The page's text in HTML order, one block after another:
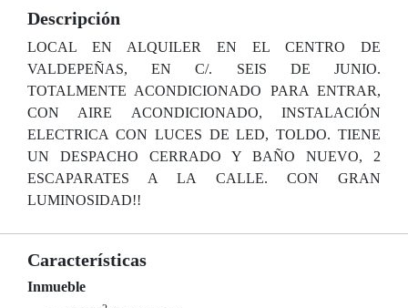
Descripción
LOCAL EN ALQUILER EN EL CENTRO DE
VALDEPEÑAS, EN C/. SEIS DE JUNIO.
TOTALMENTE ACONDICIONADO PARA ENTRAR,
CON AIRE ACONDICIONADO, INSTALACIÓN
ELECTRICA CON LUCES DE LED, TOLDO. TIENE
UN DESPACHO CERRADO Y BAÑO NUEVO, 2
ESCAPARATES A LA CALLE. CON GRAN
LUMINOSIDAD!!
Características
Inmueble